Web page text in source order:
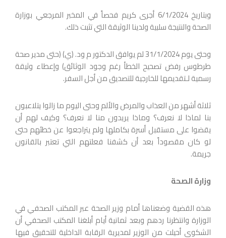
وبتاريخ 6/1/2024 أجرى كريم فحصاً في المخبر المرجعي بوزارة
الصحة والنتيجة سلبية ولدينا الوثيقة التي تثبت ذلك.
وحتى يوم 31/1/2024 لم يوافق الدكتور م ود. (ي) (حتى مدير صحة
طرطوس رفض تصحيح الخطأ رغم وجود الوثائق) وإعطاء وثيقة
رسمية لـتقديمها للخارجية للتصديق من أجل السفر.
ثلاثة أشهر من العذاب والمرض والألم وحتى اليوم ما زالوا يتلاعبون
بنا لماذا لا نعرف؟ وماذا يريدون منا لا نعرف؟ وكيف لهم أن
يقضوا على مستقبل أسرة بكاملها ولم يتراجعوا عن خطئهم حتى
لو كان مقصوداً بعد أن كشفنا فعلتهم التي تعتبر بالقانون
جريمة.
وزارة الصحة
هذه القضية وضعناها أمام وزير الصحة عبر المكتب الصحفي في
الوزارة وانتظرنا ردهم وبعد ثمانية أيام أبلغنا المكتب الصحفي أن
الشكوى أحيلت من الوزير لمديرية الرقابة الداخلية للتحقيق فيها